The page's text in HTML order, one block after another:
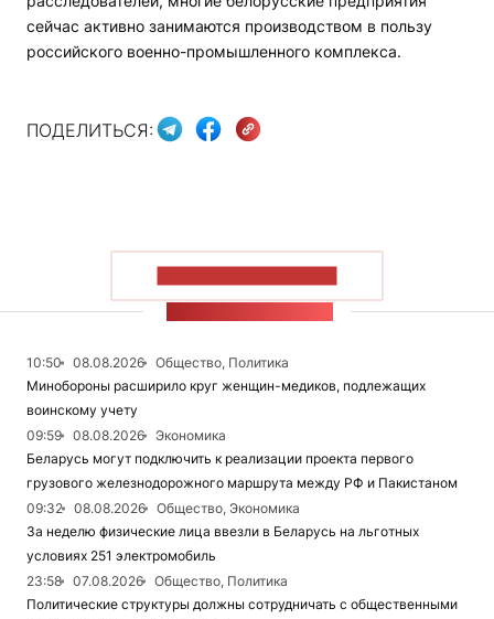
сейчас активно занимаются производством в пользу
российского военно-промышленного комплекса.
ПОДЕЛИТЬСЯ:
10:50 08.08.2026
Общество, Политика
Минобороны расширило круг женщин-медиков, подлежащих
воинскому учету
09:59
08.08.2026
Экономика
Беларусь могут подключить к реализации проекта первого
грузового железнодорожного маршрута между РФ и Пакистаном
09:32
08.08.2026
Общество, Экономика
За неделю физические лица ввезли в Беларусь на льготных
условиях 251 электромобиль
23:58
07.08.2026
Общество, Политика
Политические структуры должны сотрудничать с общественными